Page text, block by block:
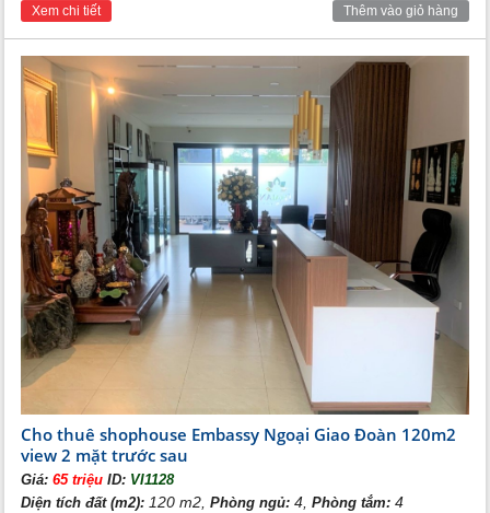
Xem chi tiết Thêm vào giỏ hàng
Cho thuê shophouse Embassy Ngoại Giao Đoàn 120m2
view 2 mặt trước sau
Giá:65 triệuID: VI1128
Diện tích đất (m2): 120 m2,Phòng ngủ: 4,Phòng tắm: 4